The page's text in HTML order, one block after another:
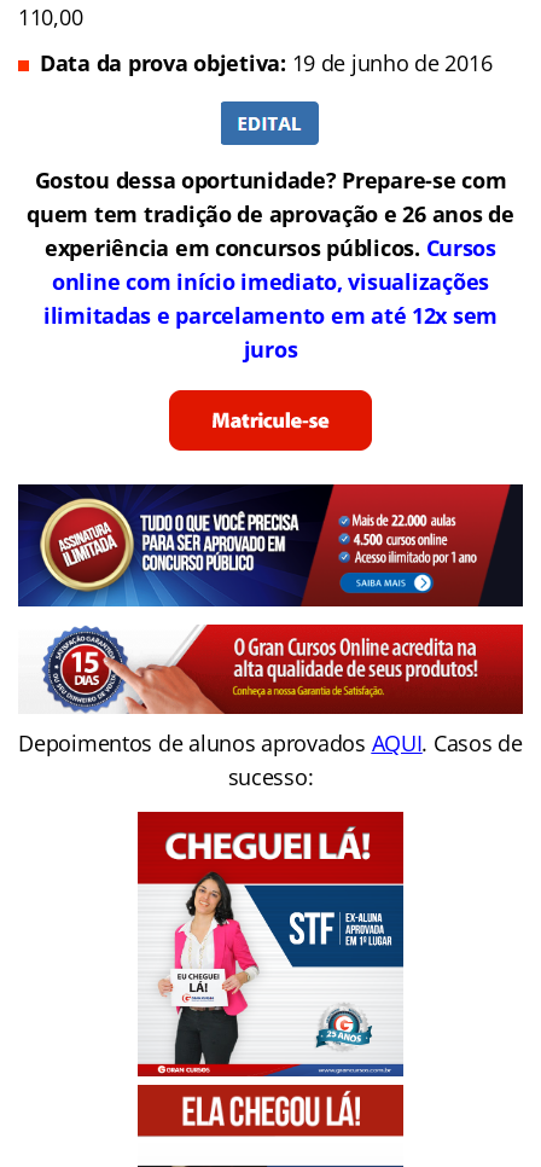
110,00
Data da prova objetiva: 19 de junho de 2016
Gostou dessa oportunidade? Prepare-se com
quem tem tradição de aprovação e 26 anos de
experiência em concursos públicos. Cursos
online com início imediato, visualizações
ilimitadas e parcelamento em até 12x sem
juros
Depoimentos de alunos aprovados AQUI. Casos de
sucesso: